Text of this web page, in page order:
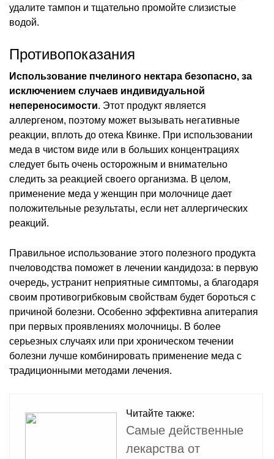
удалите тампон и тщательно промойте слизистые
водой.
Противопоказания
Использование пчелиного нектара безопасно, за
исключением случаев индивидуальной
непереносимости. Этот продукт является
аллергеном, поэтому может вызывать негативные
реакции, вплоть до отека Квинке. При использовании
меда в чистом виде или в больших концентрациях
следует быть очень осторожным и внимательно
следить за реакцией своего организма. В целом,
применение меда у женщин при молочнице дает
положительные результаты, если нет аллергических
реакций.
Правильное использование этого полезного продукта
пчеловодства поможет в лечении кандидоза: в первую
очередь, устранит неприятные симптомы, а благодаря
своим противогрибковым свойствам будет бороться с
причиной болезни. Особенно эффективна апитерапия
при первых проявлениях молочницы. В более
серьезных случаях или при хроническом течении
болезни лучше комбинировать применение меда с
традиционными методами лечения.
Читайте также:
Самые действенные
лекарства от